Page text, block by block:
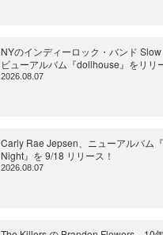
NYのインディーロック・バンド
ビューアルバム『dollhouse』をリリ
2026.08.07
Carly Rae Jepsen、ニューアルバム
Night』を 9/18 リリース！
2026.08.07